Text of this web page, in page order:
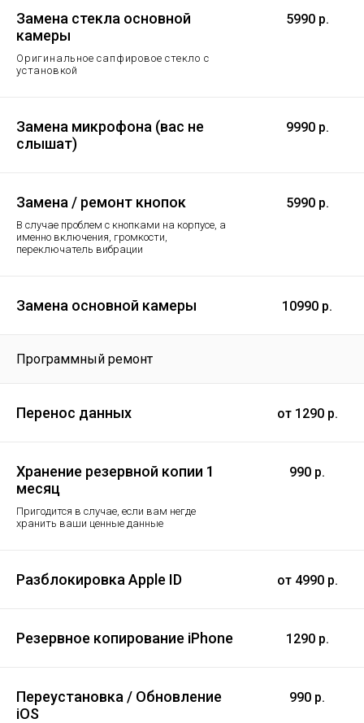
Замена стекла основной
камеры
Оригинальное сапфировое стекло с
установкой
5990 р.
Замена микрофона (вас не
слышат)
9990 р.
Замена / ремонт кнопок
В случае проблем с кнопками на корпусе, а
именно включения, громкости,
переключатель вибрации
5990 р.
Замена основной камеры 10990 р.
Программный ремонт
Перенос данных от 1290 р.
Хранение резервной копии 1
месяц
Пригодится в случае, если вам негде
хранить ваши ценные данные
990 р.
Разблокировка Apple ID от 4990 р.
Резервное копирование iPhone 1290 р.
Переустановка / Обновление
iOS
990 р.